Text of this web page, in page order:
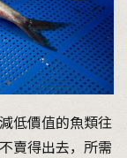
低價值的魚類往
賣得出去，所需